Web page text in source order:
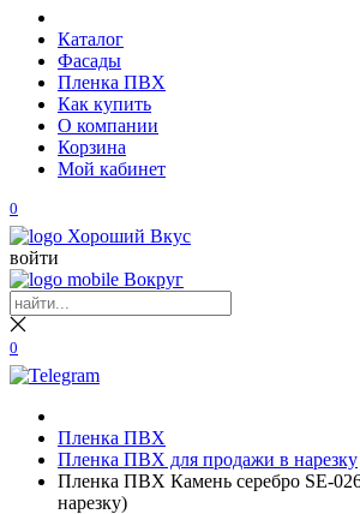
Каталог
Фасады
Пленка ПВХ
Как купить
О компании
Корзина
Мой кабинет
0
войти
0
Пленка ПВХ
Пленка ПВХ для продажи в нарезку
Пленка ПВХ Камень серебро SE-
нарезку)